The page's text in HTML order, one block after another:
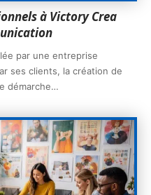
à Victory Crea
par une entreprise
ses clients, la création de
démarche…